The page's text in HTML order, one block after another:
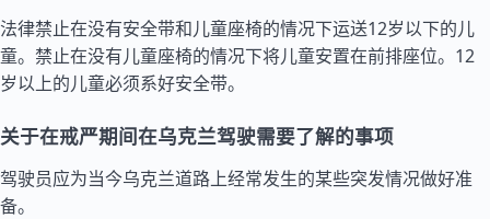
法律禁止在没有安全带和儿童座椅的情况下运送12岁以下的儿
童。禁止在没有儿童座椅的情况下将儿童安置在前排座位。12
岁以上的儿童必须系好安全带。
关于在戒严期间在乌克兰驾驶需要了解的事项
驾驶员应为当今乌克兰道路上经常发生的某些突发情况做好准
备。